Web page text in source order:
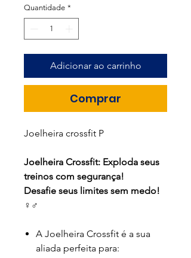
Quantidade *
Adicionar ao carrinho
Comprar
Joelheira crossfit P
Joelheira Crossfit: Exploda seus
treinos com segurança!
Desafie seus limites sem medo!
️‍♀️️‍♂️
A Joelheira Crossfit é a sua
aliada perfeita para: